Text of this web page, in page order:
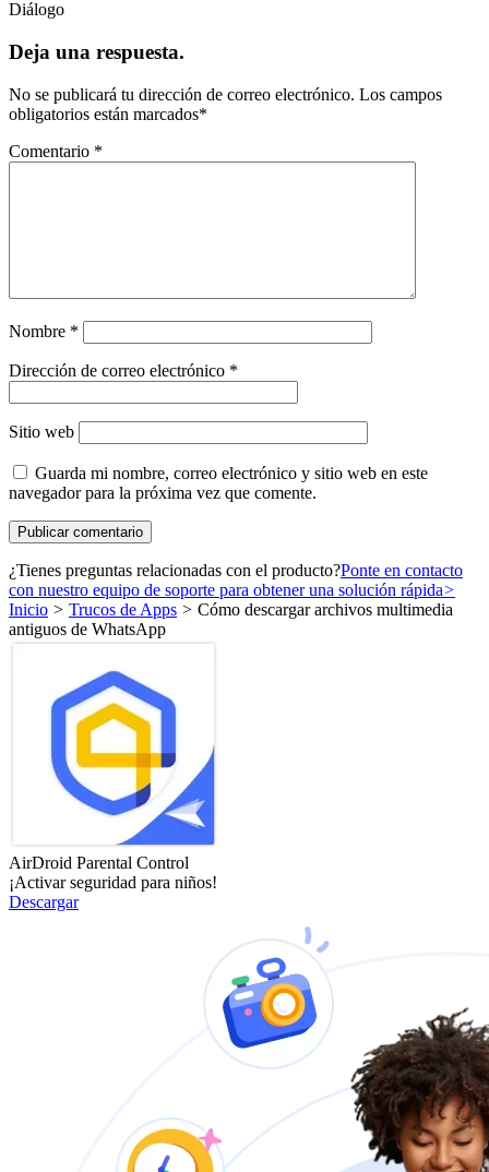
Diálogo
Deja una respuesta.
No se publicará tu dirección de correo electrónico. Los campos
obligatorios están marcados*
Comentario *
Nombre *
Dirección de correo electrónico *
Sitio web
Guarda mi nombre, correo electrónico y sitio web en este
navegador para la próxima vez que comente.
¿Tienes preguntas relacionadas con el producto?Ponte en contacto
con nuestro equipo de soporte para obtener una solución rápida>
Inicio > Trucos de Apps > Cómo descargar archivos multimedia
antiguos de WhatsApp
AirDroid Parental Control
¡Activar seguridad para niños!
Descargar